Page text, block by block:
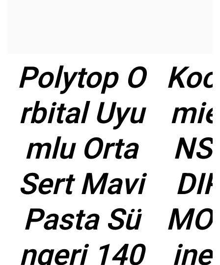
Polytop O
rbital Uyu
mlu Orta
Sert Mavi
Pasta Sü
ngeri 140